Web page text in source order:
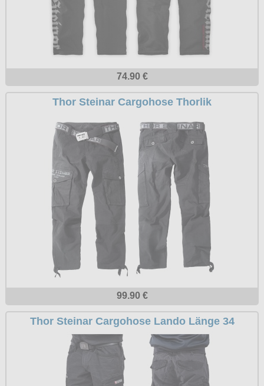
74.90 €
Thor Steinar Cargohose Thorlik
99.90 €
Thor Steinar Cargohose Lando Länge 34